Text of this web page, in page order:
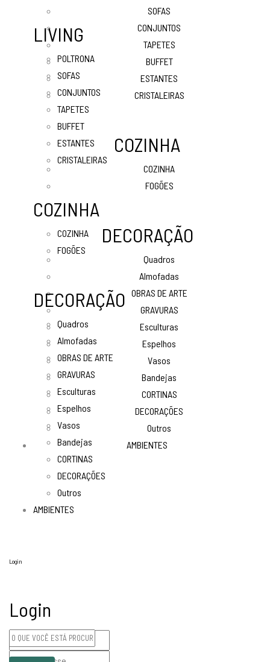
SOFAS
CONJUNTOS
TAPETES
BUFFET
ESTANTES
CRISTALEIRAS
COZINHA
COZINHA
FOGÕES
DECORAÇÃO
Quadros
Almofadas
OBRAS DE ARTE
GRAVURAS
Esculturas
Espelhos
Vasos
Bandejas
CORTINAS
DECORAÇÕES
Outros
AMBIENTES
Login
Login
LIVING
POLTRONA
SOFAS
CONJUNTOS
TAPETES
BUFFET
ESTANTES
CRISTALEIRAS
COZINHA
COZINHA
FOGÕES
DECORAÇÃO
Quadros
Almofadas
OBRAS DE ARTE
GRAVURAS
Esculturas
Espelhos
Vasos
Bandejas
CORTINAS
DECORAÇÕES
Outros
AMBIENTES